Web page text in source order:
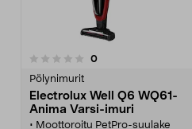
0arvostelut
Pölynimurit
Electrolux Well Q6 WQ61-
Anima Varsi-imuri
• Moottoroitu PetPro-suulake
0.0 viidestä